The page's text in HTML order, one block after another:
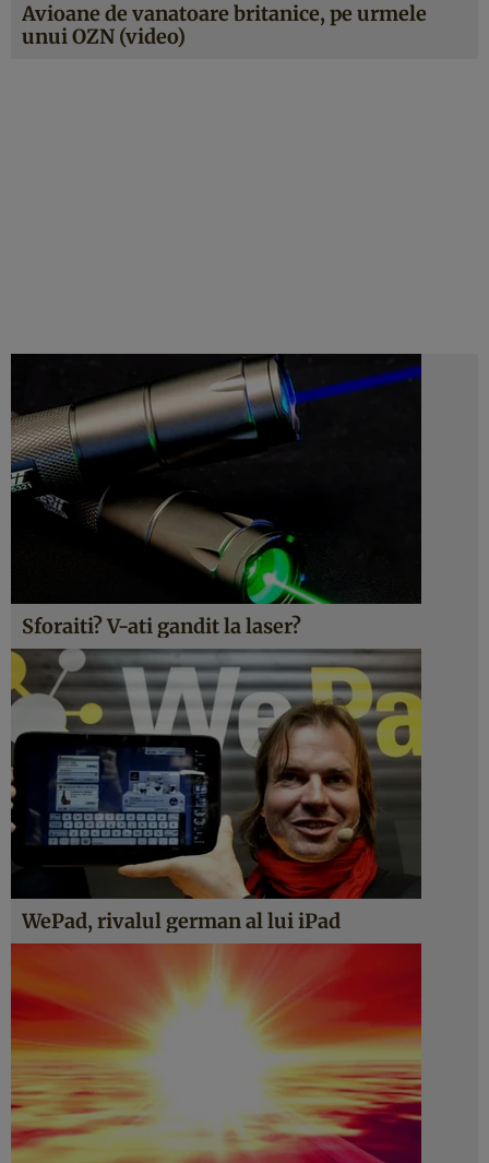
Avioane de vanatoare britanice, pe urmele
unui OZN (video)
Sforaiti? V-ati gandit la laser?
WePad, rivalul german al lui iPad